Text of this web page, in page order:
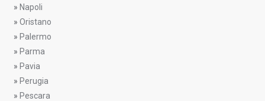
» Napoli
» Oristano
» Palermo
» Parma
» Pavia
» Perugia
» Pescara